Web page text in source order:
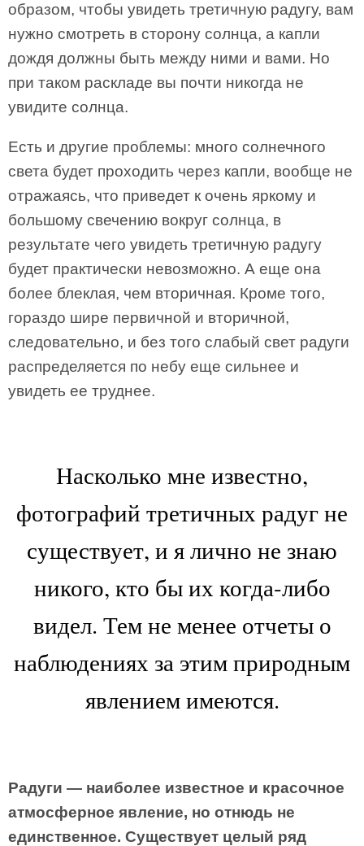
образом, чтобы увидеть третичную радугу, вам
нужно смотреть в сторону солнца, а капли
дождя должны быть между ними и вами. Но
при таком раскладе вы почти никогда не
увидите солнца.
Есть и другие проблемы: много солнечного
света будет проходить через капли, вообще не
отражаясь, что приведет к очень яркому и
большому свечению вокруг солнца, в
результате чего увидеть третичную радугу
будет практически невозможно. А еще она
более блеклая, чем вторичная. Кроме того,
гораздо шире первичной и вторичной,
следовательно, и без того слабый свет радуги
распределяется по небу еще сильнее и
увидеть ее труднее.
Насколько мне известно,
фотографий третичных радуг не
существует, и я лично не знаю
никого, кто бы их когда-либо
видел. Тем не менее отчеты о
наблюдениях за этим природным
явлением имеются.
Радуги — наиболее известное и красочное
атмосферное явление, но отнюдь не
единственное. Существует целый ряд